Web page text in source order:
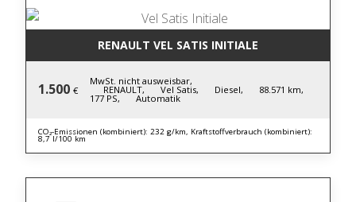
RENAULT VEL SATIS INITIALE
1.500 €
MwSt. nicht ausweisbar,
RENAULT, Vel Satis, Diesel, 88.571 km,
177 PS, Automatik
CO₂-Emissionen (kombiniert): 232 g/km, Kraftstoffverbrauch (kombiniert):
8,7 l/100 km